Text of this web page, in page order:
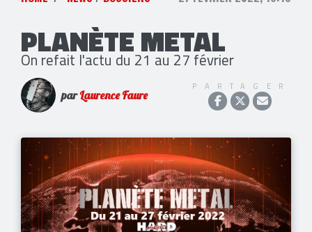
PLANÈTE METAL
On refait l'actu du 21 au 27 février
parLaurence Faure
PARTAGER